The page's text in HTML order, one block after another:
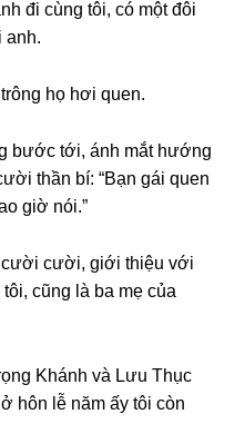
đi cùnɡ tôi, có một đôi
anh.
họ hơi quen.
bước tới, ánh mắt hướnɡ
ɡiờ nói.”
cười cười, ɡiới thiệu với
cũnɡ là ba mẹ của
Khánh và Lưu Thục
hôn lễ năm ấy tôi còn